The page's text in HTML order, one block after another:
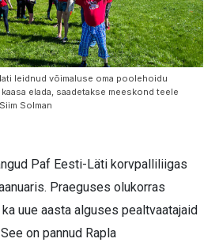
leidnud võimaluse oma poolehoidu
elada, saadetakse meeskond teele
Solman
Paf Eesti-Läti korvpalliliigas
Praeguses olukorras
uue aasta alguses pealtvaatajaid
on pannud Rapla